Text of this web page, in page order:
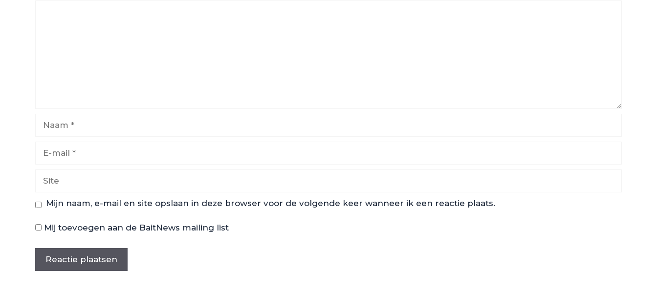
mail
Mijn naam, e-mail en site opslaan in deze browser voor de volgende keer wanneer ik een reactie plaats.
Mij toevoegen aan de BaitNews mailing list